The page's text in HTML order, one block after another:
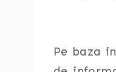
Pe baza